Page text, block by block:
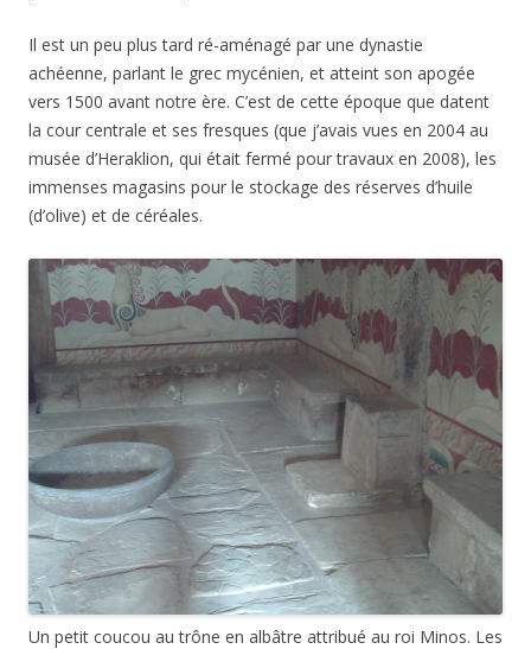
Il est un peu plus tard ré-aménagé par une dynastie
achéenne, parlant le grec mycénien, et atteint son apogée
vers 1500 avant notre ère. C’est de cette époque que datent
la cour centrale et ses fresques (que j’avais vues en 2004 au
musée d’Heraklion, qui était fermé pour travaux en 2008), les
immenses magasins pour le stockage des réserves d’huile
(d’olive) et de céréales.
Un petit coucou au trône en albâtre attribué au roi Minos. Les